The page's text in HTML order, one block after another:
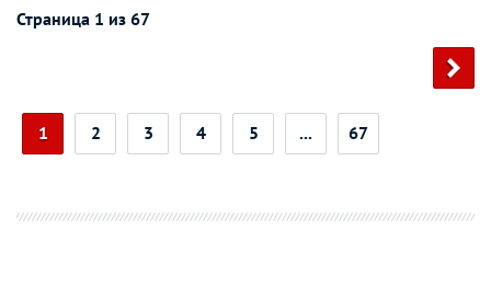
Страница 1 из 67
1 2 3 4 5 ... 67